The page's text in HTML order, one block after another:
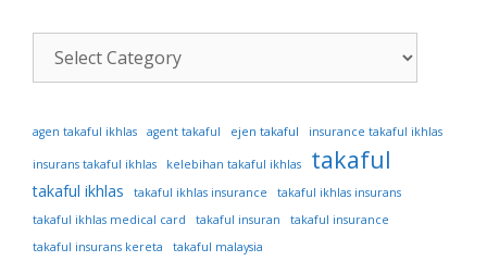
Kategori
Artikel
agen takaful ikhlas agent takaful ejen takaful insurance takaful ikhlas
insurans takaful ikhlas kelebihan takaful ikhlas takaful
takaful ikhlas takaful ikhlas insurance
takaful ikhlas insurans
takaful ikhlas medical card
takaful insuran
takaful insurance
takaful insurans kereta
takaful malaysia